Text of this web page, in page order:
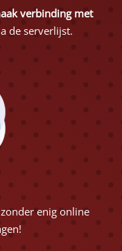
verbinding met
de serverlijst.
enig online